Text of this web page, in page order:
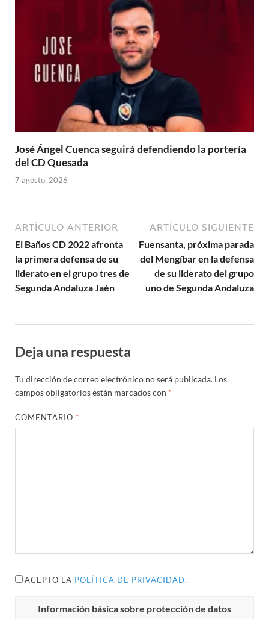
José Ángel Cuenca seguirá defendiendo la portería
del CD Quesada
7 agosto, 2026
ARTÍCULO ANTERIOR
El Baños CD 2022 afronta
la primera defensa de su
liderato en el grupo tres de
Segunda Andaluza Jaén
ARTÍCULO SIGUIENTE
Fuensanta, próxima parada
del Mengíbar en la defensa
de su liderato del grupo
uno de Segunda Andaluza
Deja una respuesta
Tu dirección de correo electrónico no será publicada. Los
campos obligatorios están marcados con *
COMENTARIO *
ACEPTO LA POLÍTICA DE PRIVACIDAD.
Información básica sobre protección de datos